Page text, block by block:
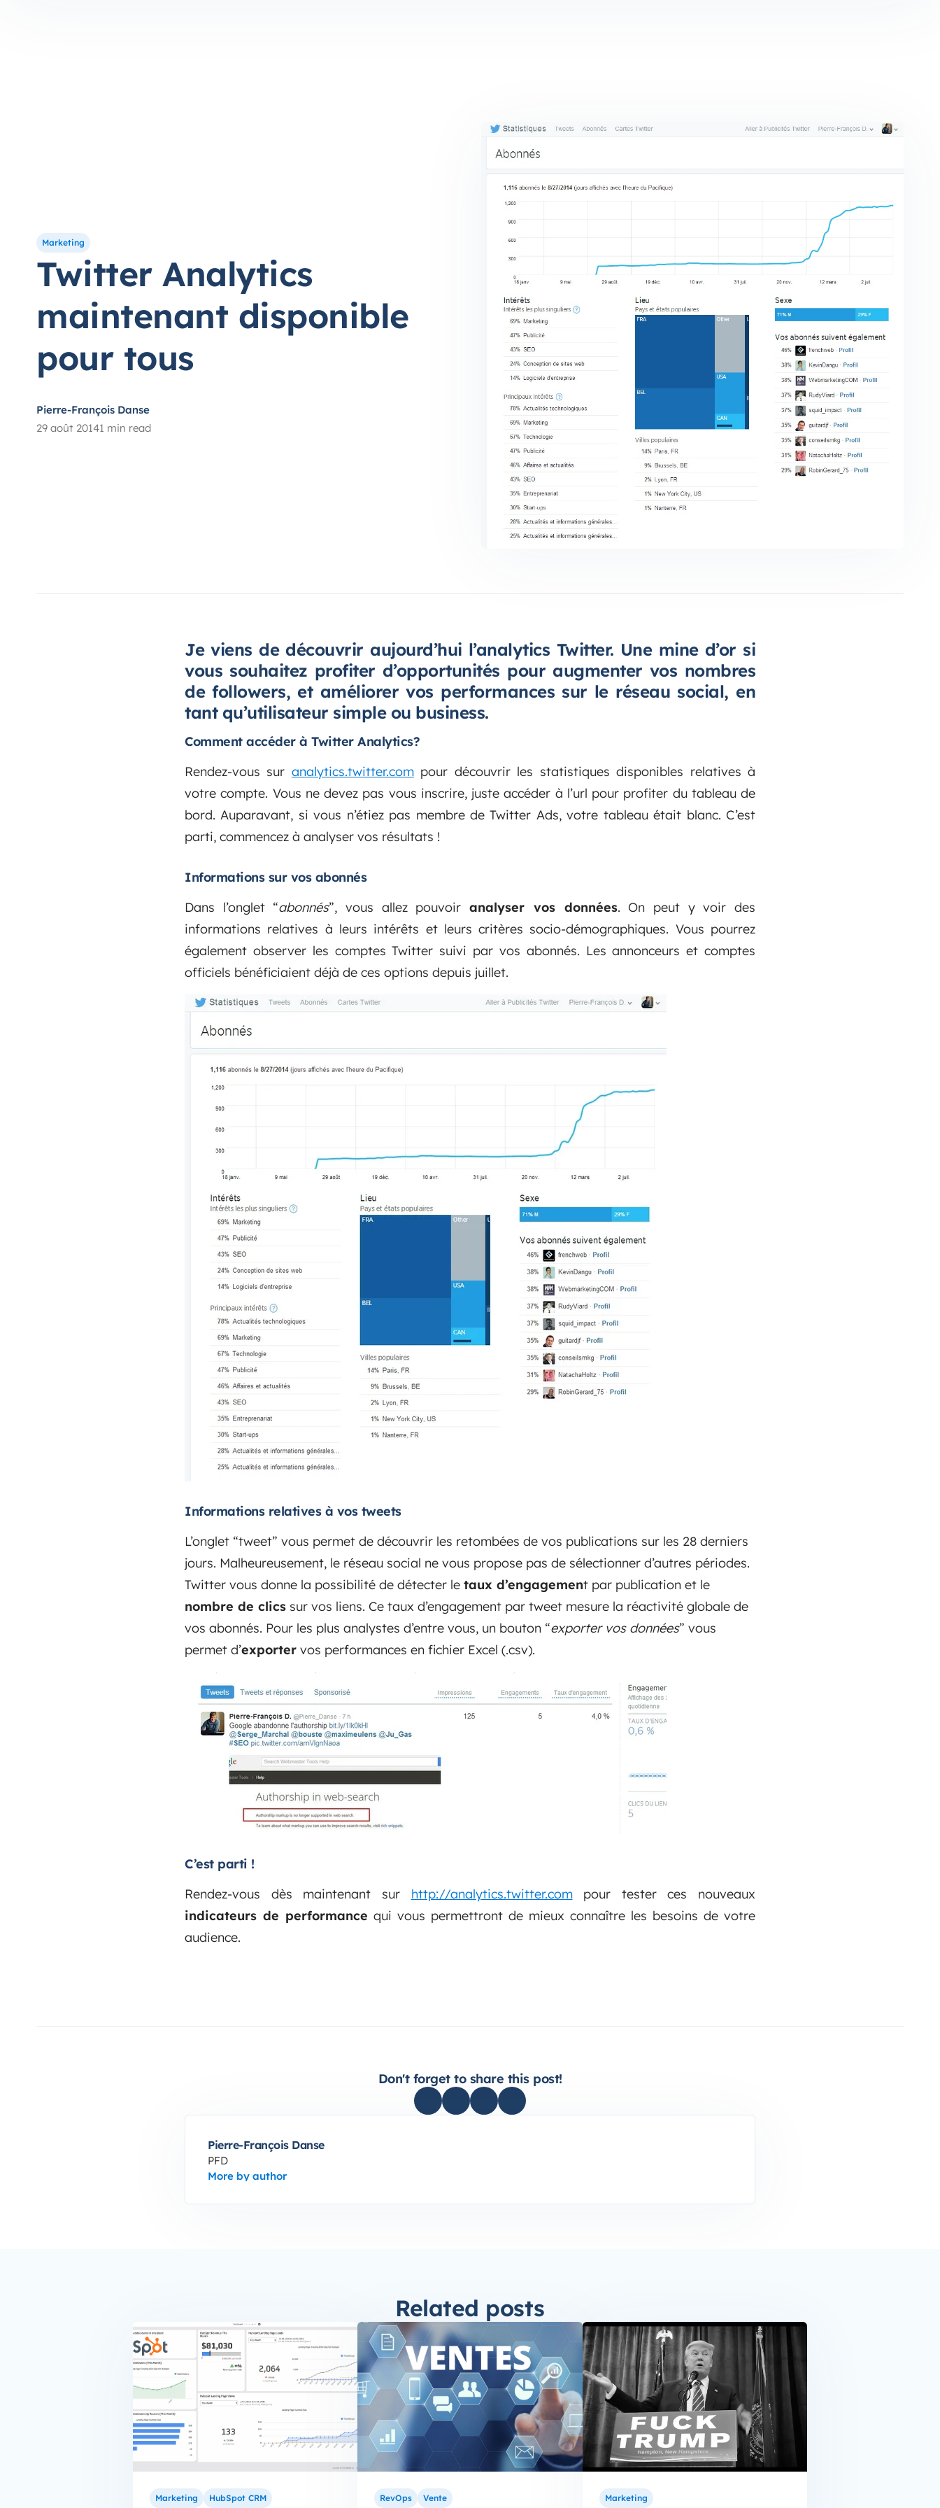
Marketing
Twitter Analytics
maintenant disponible
pour tous
Pierre-François Danse
29 août 20141 min read
Je viens de découvrir aujourd’hui l’analytics Twitter. Une mine d’or si
vous souhaitez profiter d’opportunités pour augmenter vos nombres
de followers, et améliorer vos performances sur le réseau social, en
tant qu’utilisateur simple ou business.
Comment accéder à Twitter Analytics?
Rendez-vous sur analytics.twitter.compour découvrir les statistiques disponibles relatives à
votre compte. Vous ne devez pas vous inscrire, juste accéder à l’url pour profiter du tableau de
bord. Auparavant, si vous n’étiez pas membre de Twitter Ads, votre tableau était blanc. C’est
parti, commencez à analyser vos résultats !
Informations sur vos abonnés
Dans l’onglet “abonnés”, vous allez pouvoiranalyser vos données. On peut y voir des
informations relatives à leurs intérêts et leurs critères socio-démographiques. Vous pourrez
également observer les comptes Twitter suivi par vos abonnés. Les annonceurs et comptes
officiels bénéficiaient déjà de ces options depuis juillet.
Informations relatives à vos tweets
L’onglet “tweet” vous permet de découvrir les retombées de vos publications sur les 28 derniers
jours. Malheureusement, le réseau social ne vous propose pas de sélectionner d’autres périodes.
Twitter vous donne la possibilité de détecter le taux d’engagement par publication et le
nombre de clics sur vos liens. Ce taux d’engagement par tweet mesure la réactivité globale de
vos abonnés. Pour les plus analystes d’entre vous, un bouton “exporter vos données” vous
permet d’exporter vos performances en fichier Excel (.csv).
C’est parti !
Rendez-vous dès maintenant sur http://analytics.twitter.compour tester ces nouveaux
indicateurs de performance qui vous permettront de mieux connaître les besoins de votre
audience.
Don't forget to share this post!
Pierre-François Danse
PFD
More by author
Related posts
Marketing HubSpot CRM RevOps Vente Marketing